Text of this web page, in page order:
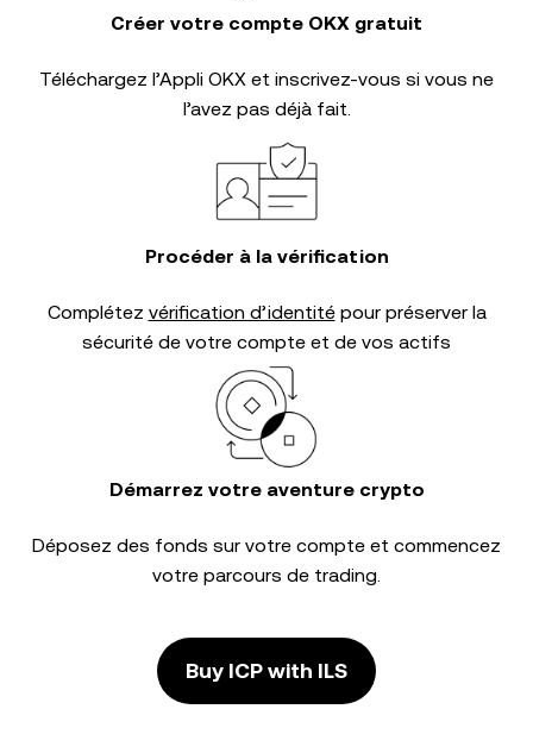
Créer votre compte OKX gratuit
Téléchargez l’Appli OKX et inscrivez-vous si vous ne
l’avez pas déjà fait.
Procéder à la vérification
Complétez vérification d’identitépour préserver la
sécurité de votre compte et de vos actifs
Démarrez votre aventure crypto
Déposez des fonds sur votre compte et commencez
votre parcours de trading.
Buy ICP with ILS